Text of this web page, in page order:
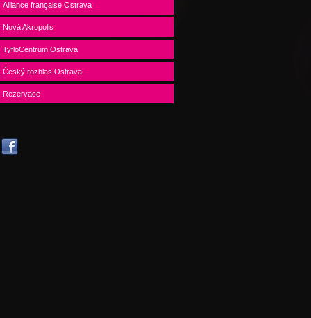
Alliance française Ostrava
Nová Akropolis
TyfloCentrum Ostrava
Český rozhlas Ostrava
Rezervace